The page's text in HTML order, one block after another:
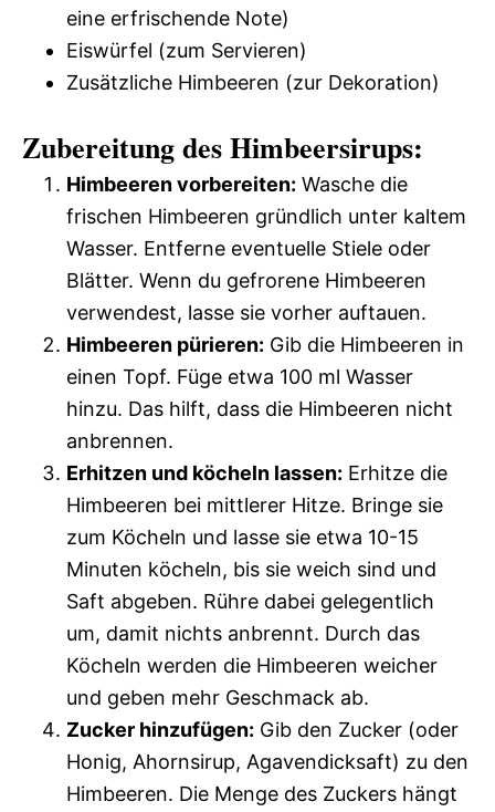
eine erfrischende Note)
Eiswürfel (zum Servieren)
Zusätzliche Himbeeren (zur Dekoration)
Zubereitung des Himbeersirups:
Himbeeren vorbereiten: Wasche die
frischen Himbeeren gründlich unter kaltem
Wasser. Entferne eventuelle Stiele oder
Blätter. Wenn du gefrorene Himbeeren
verwendest, lasse sie vorher auftauen.
Himbeeren pürieren: Gib die Himbeeren in
einen Topf. Füge etwa 100 ml Wasser
hinzu. Das hilft, dass die Himbeeren nicht
anbrennen.
Erhitzen und köcheln lassen: Erhitze die
Himbeeren bei mittlerer Hitze. Bringe sie
zum Köcheln und lasse sie etwa 10-15
Minuten köcheln, bis sie weich sind und
Saft abgeben. Rühre dabei gelegentlich
um, damit nichts anbrennt. Durch das
Köcheln werden die Himbeeren weicher
und geben mehr Geschmack ab.
Zucker hinzufügen: Gib den Zucker (oder
Honig, Ahornsirup, Agavendicksaft) zu den
Himbeeren. Die Menge des Zuckers hängt